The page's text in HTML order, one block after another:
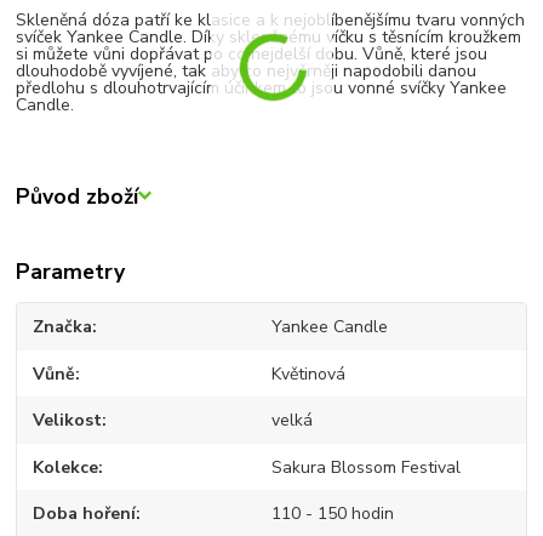
Skleněná dóza patří ke klasice a k nejoblíbenějšímu tvaru vonných
svíček Yankee Candle. Díky skleněnému víčku s těsnícím kroužkem
si můžete vůni dopřávat po co nejdelší dobu. Vůně, které jsou
dlouhodobě vyvíjené, tak aby co nejvěrněji napodobili danou
předlohu s dlouhotrvajícím účinkem to jsou vonné svíčky Yankee
Candle.
Původ zboží
Parametry
Značka Yankee Candle
Vůně Květinová
Velikost velká
Kolekce Sakura Blossom Festival
Doba hoření 110 - 150 hodin